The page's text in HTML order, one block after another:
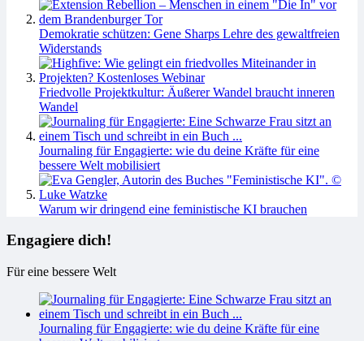
Demokratie schützen: Gene Sharps Lehre des gewaltfreien
Widerstands
Friedvolle Projektkultur: Äußerer Wandel braucht inneren
Wandel
Journaling für Engagierte: wie du deine Kräfte für eine
bessere Welt mobilisiert
Warum wir dringend eine feministische KI brauchen
Engagiere dich!
Für eine bessere Welt
Journaling für Engagierte: wie du deine Kräfte für eine